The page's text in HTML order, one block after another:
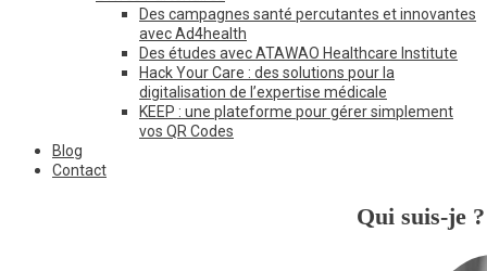
Des campagnes santé percutantes et innovantes
avec Ad4health
Des études avec ATAWAO Healthcare Institute
Hack Your Care : des solutions pour la
digitalisation de l’expertise médicale
KEEP : une plateforme pour gérer simplement
vos QR Codes
Blog
Contact
Qui suis-je ?